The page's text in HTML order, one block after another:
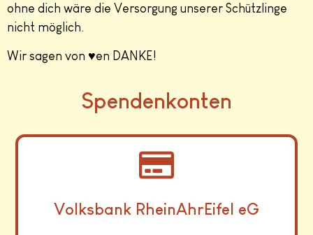
ohne dich wäre die Versorgung unserer Schützlinge
nicht möglich.
Wir sagen von ♥en DANKE!
Spendenkonten
Volksbank RheinAhrEifel eG